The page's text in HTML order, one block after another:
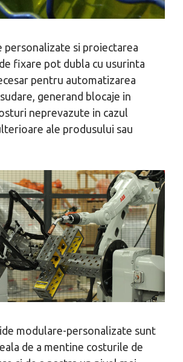
personalizate si proiectarea
fixare pot dubla cu usurinta
pentru automatizarea
generand blocaje in
neprevazute in cazul
ale produsului sau
modulare-personalizate sunt
de a mentine costurile de